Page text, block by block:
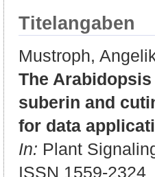
Titelangaben
Mustroph,
The
suberin and
for data
In: Plant
ISSN 1559-2324